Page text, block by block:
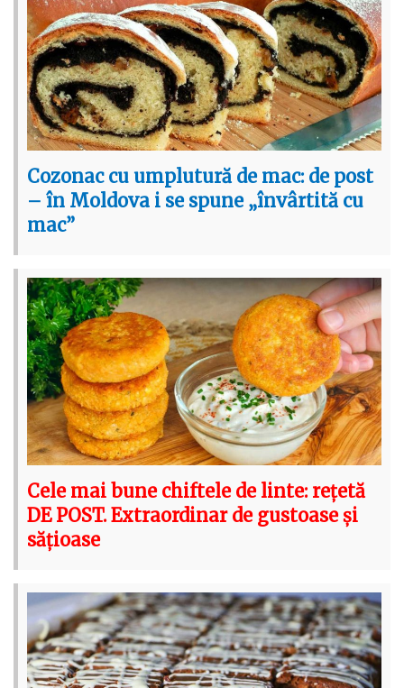
Cozonac cu umplutură de mac: de post
– în Moldova i se spune „învârtită cu
mac”
Cele mai bune chiftele de linte: rețetă
DE POST. Extraordinar de gustoase și
sățioase